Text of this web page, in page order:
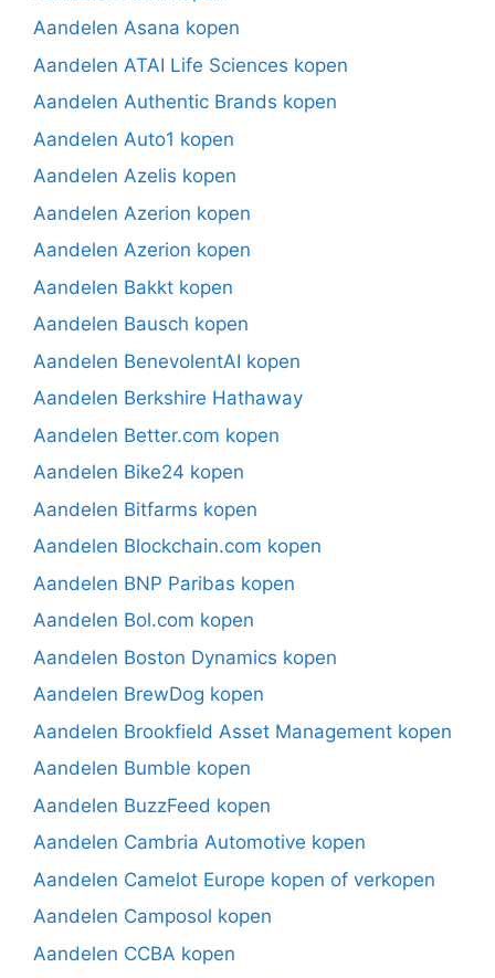
Aandelen Asana kopen
Aandelen ATAI Life Sciences kopen
Aandelen Authentic Brands kopen
Aandelen Auto1 kopen
Aandelen Azelis kopen
Aandelen Azerion kopen
Aandelen Azerion kopen
Aandelen Bakkt kopen
Aandelen Bausch kopen
Aandelen BenevolentAI kopen
Aandelen Berkshire Hathaway
Aandelen Better.com kopen
Aandelen Bike24 kopen
Aandelen Bitfarms kopen
Aandelen Blockchain.com kopen
Aandelen BNP Paribas kopen
Aandelen Bol.com kopen
Aandelen Boston Dynamics kopen
Aandelen BrewDog kopen
Aandelen Brookfield Asset Management kopen
Aandelen Bumble kopen
Aandelen BuzzFeed kopen
Aandelen Cambria Automotive kopen
Aandelen Camelot Europe kopen of verkopen
Aandelen Camposol kopen
Aandelen CCBA kopen